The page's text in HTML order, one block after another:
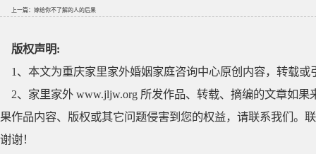
上一篇： 嫁给你不了解的人的后果
版权声明:
1、本文为重庆家里家外婚姻家庭咨询中心原创内容，转载
2、家里家外 www.jljw.org 所发作品、转载、摘编的文章如
果作品内容、版权或其它问题侵害到您的权益，请联系我们。
谢谢！